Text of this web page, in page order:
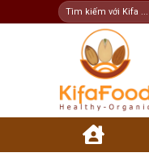
to
Tìm
kiếm: